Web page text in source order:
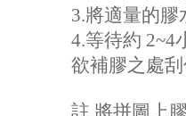
3.將適量的
4.等待約 2~4
欲補膠之處
註 將拼圖上